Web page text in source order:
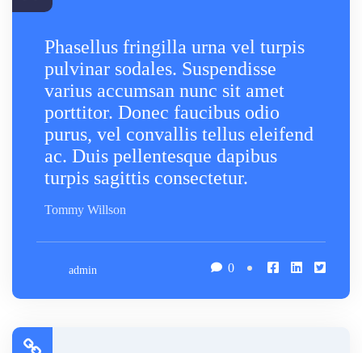
Phasellus fringilla urna vel turpis
pulvinar sodales. Suspendisse
varius accumsan nunc sit amet
porttitor. Donec faucibus odio
purus, vel convallis tellus eleifend
ac. Duis pellentesque dapibus
turpis sagittis consectetur.
Tommy Willson
admin 0